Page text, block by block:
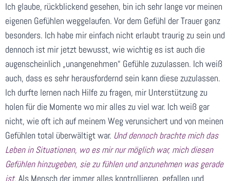
Ich glaube, rückblickend gesehen, bin ich sehr lange vor meinen
eigenen Gefühlen weggelaufen. Vor dem Gefühl der Trauer ganz
besonders. Ich habe mir einfach nicht erlaubt traurig zu sein und
dennoch ist mir jetzt bewusst, wie wichtig es ist auch die
augenscheinlich „unangenehmen“ Gefühle zuzulassen. Ich weiß
auch, dass es sehr herausfordernd sein kann diese zuzulassen.
Ich durfte lernen nach Hilfe zu fragen, mir Unterstützung zu
holen für die Momente wo mir alles zu viel war. Ich weiß gar
nicht, wie oft ich auf meinem Weg verunsichert und von meinen
Gefühlen total überwältigt war. Und dennoch brachte mich das
Leben in Situationen, wo es mir nur möglich war, mich diesen
Gefühlen hinzugeben, sie zu fühlen und anzunehmen was gerade
ist. Als Mensch der immer alles kontrollieren, gefallen und